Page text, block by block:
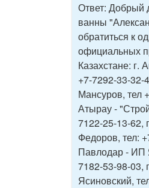
Ответ: Добрый
ванны
обратиться к
официальных
Казахстане: г.
+7-7292-33-
Мансуров, тел
Атырау -
7122-25-13-62,
Федоров, тел:
Павлодар - ИП
7182-53-98-03,
Ясиновский,